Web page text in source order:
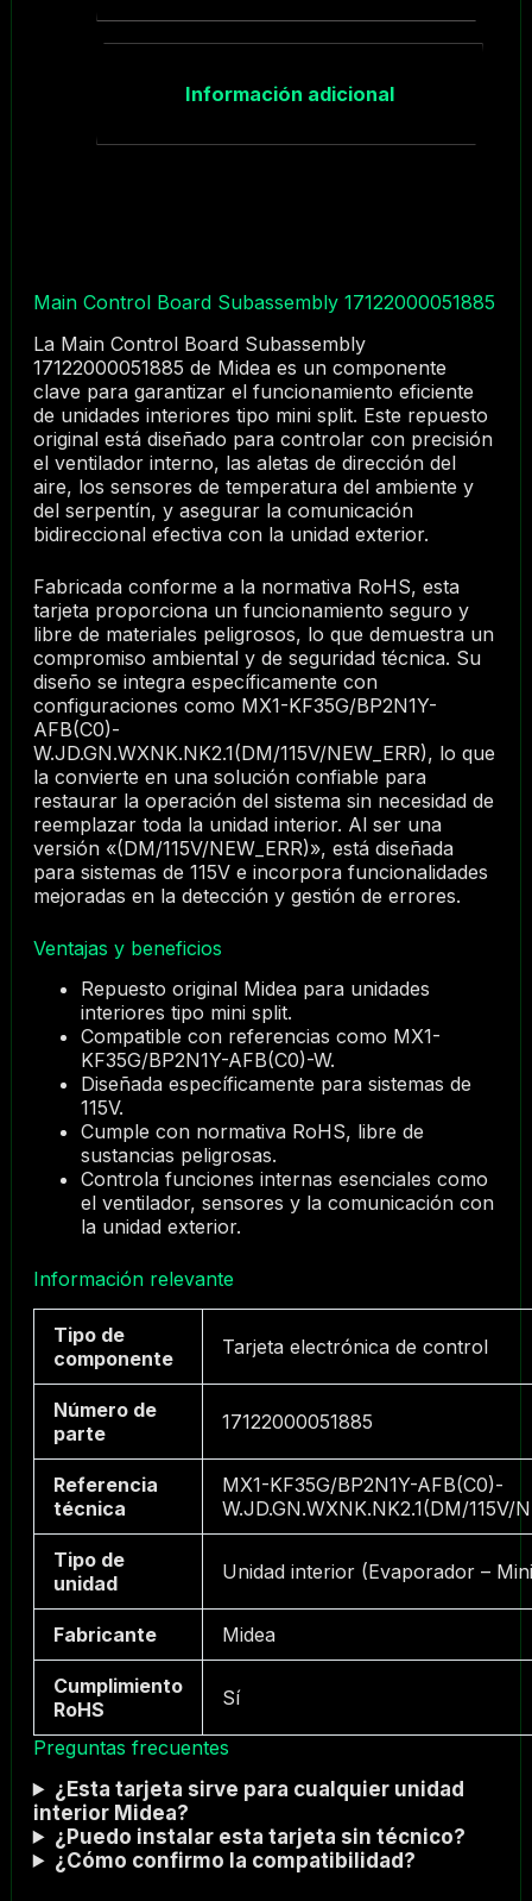
Información adicional
Main Control Board Subassembly 17122000051885
La Main Control Board Subassembly
17122000051885 de Midea es un componente
clave para garantizar el funcionamiento eficiente
de unidades interiores tipo mini split. Este repuesto
original está diseñado para controlar con precisión
el ventilador interno, las aletas de dirección del
aire, los sensores de temperatura del ambiente y
del serpentín, y asegurar la comunicación
bidireccional efectiva con la unidad exterior.
Fabricada conforme a la normativa RoHS, esta
tarjeta proporciona un funcionamiento seguro y
libre de materiales peligrosos, lo que demuestra un
compromiso ambiental y de seguridad técnica. Su
diseño se integra específicamente con
configuraciones como MX1-KF35G/BP2N1Y-
AFB(C0)-
W.JD.GN.WXNK.NK2.1(DM/115V/NEW_ERR), lo que
la convierte en una solución confiable para
restaurar la operación del sistema sin necesidad de
reemplazar toda la unidad interior. Al ser una
versión «(DM/115V/NEW_ERR)», está diseñada
para sistemas de 115V e incorpora funcionalidades
mejoradas en la detección y gestión de errores.
Ventajas y beneficios
Repuesto original Midea para unidades
interiores tipo mini split.
Compatible con referencias como MX1-
KF35G/BP2N1Y-AFB(C0)-W.
Diseñada específicamente para sistemas de
115V.
Cumple con normativa RoHS, libre de
sustancias peligrosas.
Controla funciones internas esenciales como
el ventilador, sensores y la comunicación con
la unidad exterior.
Información relevante
Tipo de
componente
Tarjeta electrónica de control
Número de
parte
17122000051885
Referencia
técnica
MX1-KF35G/BP2N1Y-AFB(C0)-
W.JD.GN.WXNK.NK2.1(DM/115V/
Tipo de
unidad
Unidad interior (Evaporador –
Fabricante Midea
Cumplimiento
RoHS
Sí
Preguntas frecuentes
¿Esta tarjeta sirve para cualquier unidad
interior Midea?
¿Puedo instalar esta tarjeta sin técnico?
¿Cómo confirmo la compatibilidad?